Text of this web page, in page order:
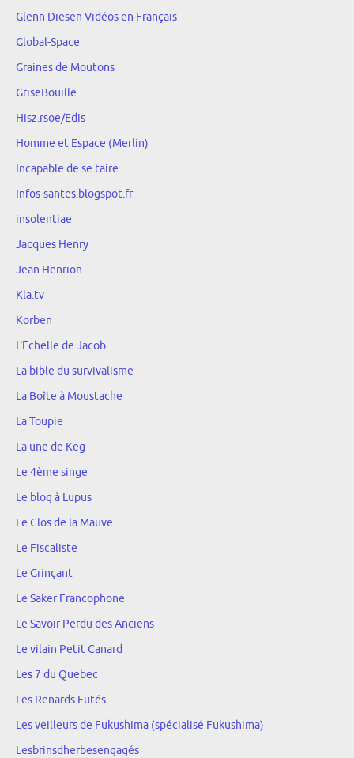
Glenn Diesen Vidéos en Français
Global-Space
Graines de Moutons
GriseBouille
Hisz.rsoe/Edis
Homme et Espace (Merlin)
Incapable de se taire
Infos-santes.blogspot.fr
insolentiae
Jacques Henry
Jean Henrion
Kla.tv
Korben
L'Echelle de Jacob
La bible du survivalisme
La Boîte à Moustache
La Toupie
La une de Keg
Le 4ème singe
Le blog à Lupus
Le Clos de la Mauve
Le Fiscaliste
Le Grinçant
Le Saker Francophone
Le Savoir Perdu des Anciens
Le vilain Petit Canard
Les 7 du Quebec
Les Renards Futés
Les veilleurs de Fukushima (spécialisé Fukushima)
Lesbrinsdherbesengagés